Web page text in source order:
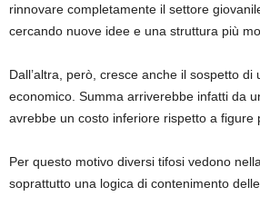
rinnovare completamente il settore
cercando nuove idee e una struttura più
Dall’altra, però, cresce anche il sospetto
economico. Summa arriverebbe infatti da
avrebbe un costo inferiore rispetto a figure
Per questo motivo diversi tifosi vedono
soprattutto una logica di contenimento delle